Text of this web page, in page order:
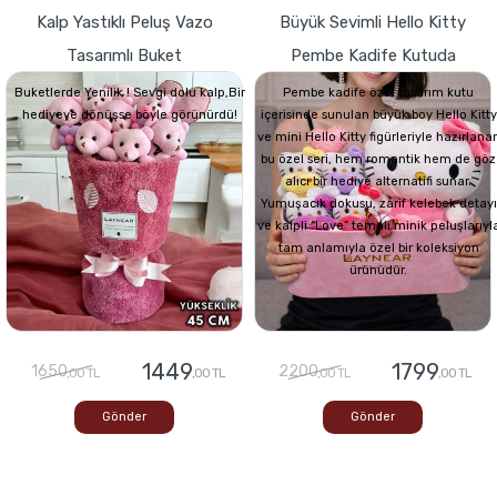
Kalp Yastıklı Peluş Vazo
Tasarımlı Buket
Buketlerde Yenilik ! Sevgi dolu kalp,Bir
hediyeye dönüşse böyle görünürdü!
1650,00 TL 1449,00 TL
Gönder
Büyük Sevimli Hello Kitty
Pembe Kadife Kutuda
Pembe kadife özel tasarım kutu
içerisinde sunulan büyük boy Hello Kitty
ve mini Hello Kitty figürleriyle
bu özel seri, hem romantik hem de göz
alıcı bir hediye alternatifi sunar.
Yumuşacık dokusu, zarif kelebek detayı
ve kalpli “Love” temalı minik
tam anlamıyla özel bir koleksiyon
ürünüdür.
2200,00 TL 1799,00 TL
Gönder